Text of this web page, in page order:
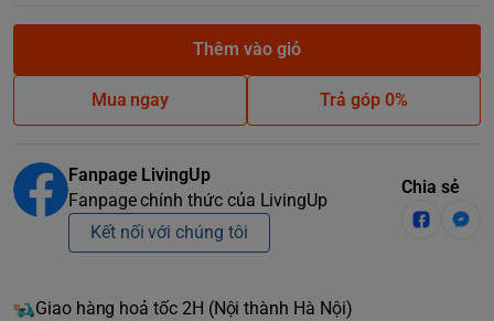
Thêm vào giỏ
Mua ngay Trả góp 0%
Fanpage LivingUp
Fanpage chính thức của LivingUp
Kết nối với chúng tôi
Chia sẻ
Giao hàng hoả tốc 2H (Nội thành Hà Nội)